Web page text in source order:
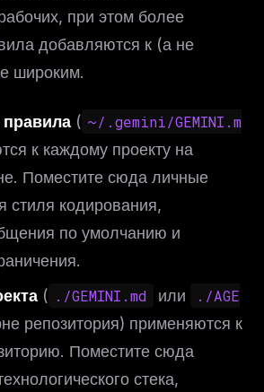
при этом более
добавляются к (а не
широким.
( ~/.gemini/GEMINI.m
к каждому проекту на
Поместите сюда личные
стиля кодирования,
по умолчанию и
( ./GEMINI.md или
./AGE
репозитория) применяются к
Поместите сюда
стека,